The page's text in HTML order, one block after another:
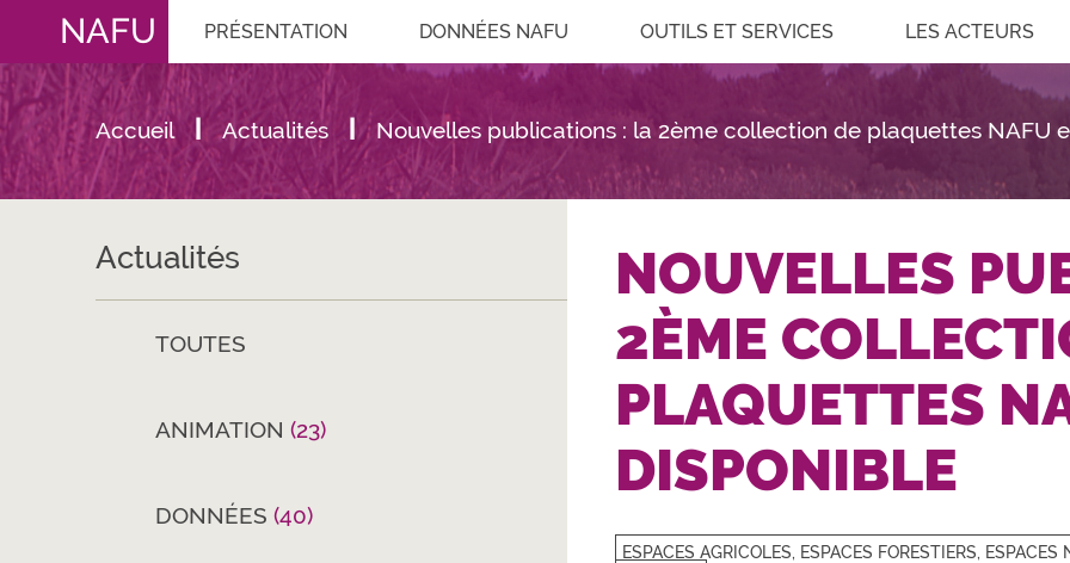
NAFU PRÉSENTATION DONNÉES NAFU OUTILS ET SERVICES LES ACTEURS
Accueil Actualités Nouvelles publications : la 2ème collection de plaquettes NAFU
Actualités
TOUTES
ANIMATION (23)
DONNÉES (40)
NOUVELLES
2ÈME
PLAQUETTES
DISPONIBLE
ESPACES AGRICOLES, ESPACES FORESTIERS,